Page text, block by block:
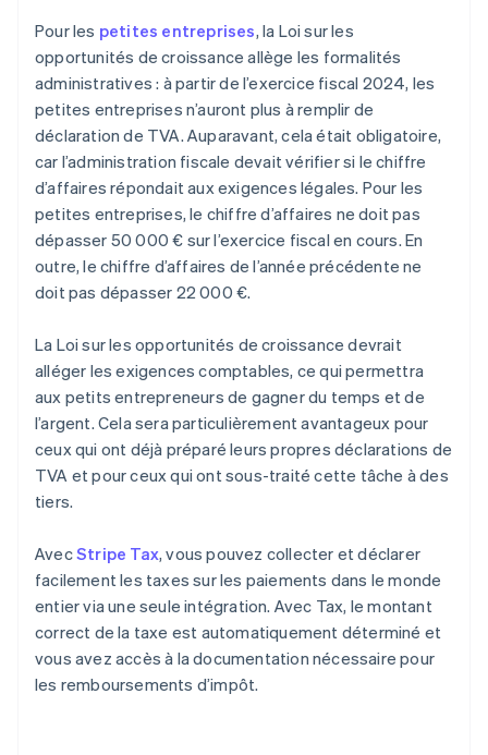
Pour les petites entreprises, la Loi sur les
opportunités de croissance allège les formalités
administratives : à partir de l’exercice fiscal 2024, les
petites entreprises n’auront plus à remplir de
déclaration de TVA. Auparavant, cela était obligatoire,
car l’administration fiscale devait vérifier si le chiffre
d’affaires répondait aux exigences légales. Pour les
petites entreprises, le chiffre d’affaires ne doit pas
dépasser 50 000 € sur l’exercice fiscal en cours. En
outre, le chiffre d’affaires de l’année précédente ne
doit pas dépasser 22 000 €.
La Loi sur les opportunités de croissance devrait
alléger les exigences comptables, ce qui permettra
aux petits entrepreneurs de gagner du temps et de
l’argent. Cela sera particulièrement avantageux pour
ceux qui ont déjà préparé leurs propres déclarations de
TVA et pour ceux qui ont sous-traité cette tâche à des
tiers.
AvecStripe Tax, vous pouvez collecter et déclarer
facilement les taxes sur les paiements dans le monde
entier via une seule intégration. Avec Tax, le montant
correct de la taxe est automatiquement déterminé et
vous avez accès à la documentation nécessaire pour
les remboursements d’impôt.